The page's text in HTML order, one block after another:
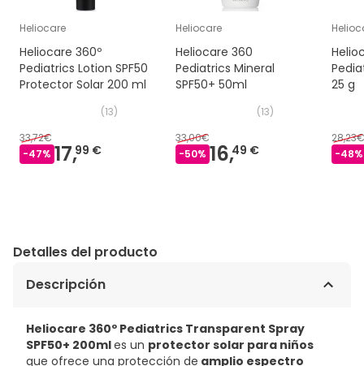
Heliocare
Heliocare 360º
Pediatrics Lotion SPF50
Protector Solar 200 ml
(13)
33,72€
-47% 17,99 €
Heliocare
Heliocare 360
Pediatrics Mineral
SPF50+ 50ml
(13)
33,00€
-50% 16,49 €
25 g
28,23€
-48%
Detalles del producto
Descripción
Heliocare 360º Pediatrics Transparent Spray
SPF50+ 200mles un protector solar para niños
que ofrece una protección de amplio espectro